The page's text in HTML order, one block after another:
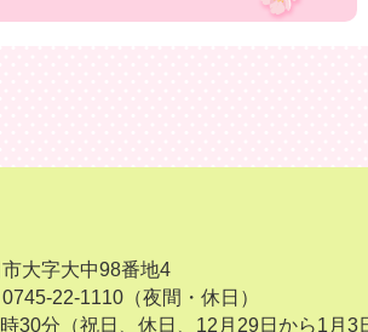
大字大中98番地4
0745-22-1110（夜間・休日）
30分（祝日、休日、12月29日から1月3